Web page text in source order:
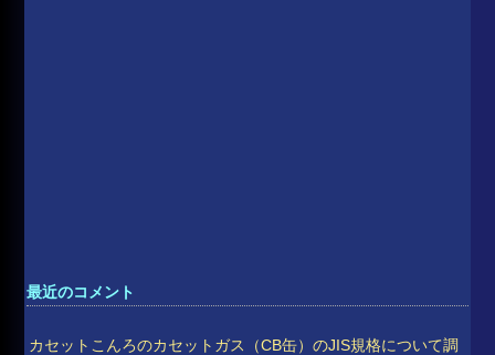
最近のコメント
カセットこんろのカセットガス（CB缶）のJIS規格について調